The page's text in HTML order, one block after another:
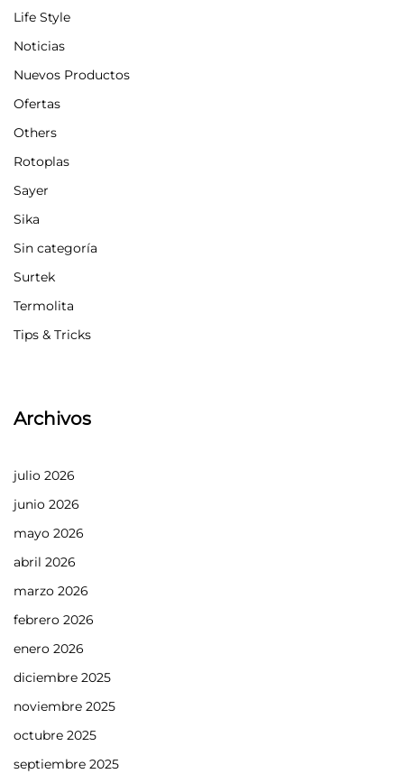
Life Style
Noticias
Nuevos Productos
Ofertas
Others
Rotoplas
Sayer
Sika
Sin categoría
Surtek
Termolita
Tips & Tricks
Archivos
julio 2026
junio 2026
mayo 2026
abril 2026
marzo 2026
febrero 2026
enero 2026
diciembre 2025
noviembre 2025
octubre 2025
septiembre 2025